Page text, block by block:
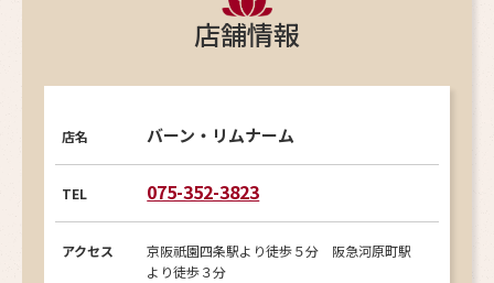
店舗情報
店名 バーン・リムナーム
TEL 075-352-3823
アクセス
京阪祇園四条駅より徒歩５分 阪急河原町駅
より徒歩３分